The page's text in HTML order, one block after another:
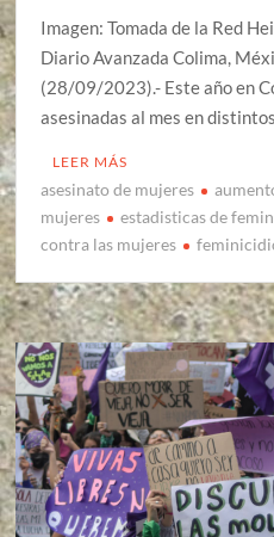
Imagen: Tomada de la Red
Diario Avanzada Colima,
(28/09/2023).- Este año en
asesinadas al mes en
LEER MÁS
asesinato de mujeres
mujeres
estadisticas de
contra las mujeres